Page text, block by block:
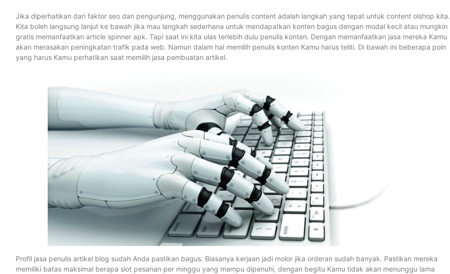
Jika diperhatikan dari faktor seo dan pengunjung, menggunakan penulis content adalah langkah yang tepat untuk content olshop kita.
Kita boleh langsung lanjut ke bawah jika mau langkah sederhana untuk mendapatkan konten bagus dengan modal kecil atau mungkin
gratis memanfaatkan article spinner apk. Tapi saat ini kita ulas terlebih dulu penulis konten. Dengan memanfaatkan jasa mereka Kamu
akan merasakan peningkatan trafik pada web. Namun dalam hal memilih penulis konten Kamu harus teliti. Di bawah ini beberapa poin
yang harus Kamu perhatikan saat memilih jasa pembuatan artikel.
Profil jasa penulis artikel blog sudah Anda pastikan bagus. Biasanya kerjaan jadi molor jika orderan sudah banyak. Pastikan mereka
memiliki batas maksimal berapa slot pesanan per minggu yang mampu dipenuhi, dengan begitu Kamu tidak akan menunggu lama